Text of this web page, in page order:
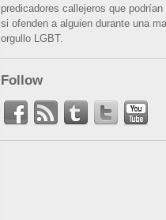
predicadores callejeros que
si ofenden a alguien durante una
orgullo LGBT.
Follow